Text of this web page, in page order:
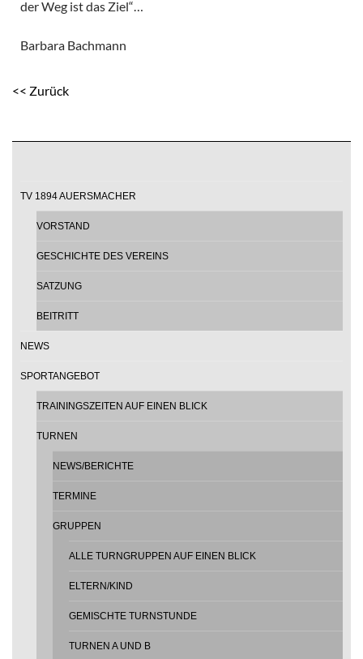
der Weg ist das Ziel“…
Barbara Bachmann
<< Zurück
TV 1894 AUERSMACHER
VORSTAND
GESCHICHTE DES VEREINS
SATZUNG
BEITRITT
NEWS
SPORTANGEBOT
TRAININGSZEITEN AUF EINEN BLICK
TURNEN
NEWS/BERICHTE
TERMINE
GRUPPEN
ALLE TURNGRUPPEN AUF EINEN BLICK
ELTERN/KIND
GEMISCHTE TURNSTUNDE
TURNEN A UND B